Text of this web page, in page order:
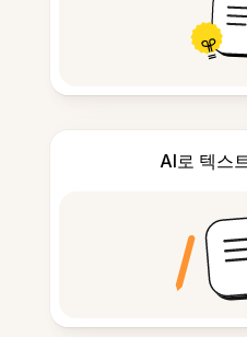
AI로 텍스